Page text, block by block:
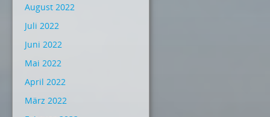
August 2022
Juli 2022
Juni 2022
Mai 2022
April 2022
März 2022